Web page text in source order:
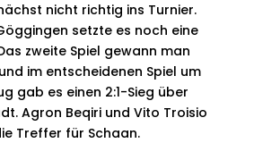
nicht richtig ins Turnier.
setzte es noch eine
zweite Spiel gewann man
im entscheidenen Spiel um
gab es einen 2:1-Sieg über
Agron Beqiri und Vito Troisio
Treffer für Schaan.